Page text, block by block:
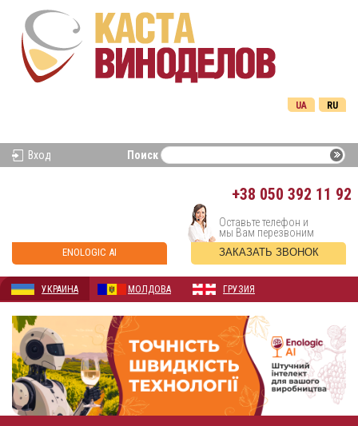
RU
UA
Вход Поиск
+38 050 392 11 92
ENOLOGIC AI
Оставьте телефон и
мы Вам перезвоним
ЗАКАЗАТЬ ЗВОНОК
УКРАИНА МОЛДОВА ГРУЗИЯ